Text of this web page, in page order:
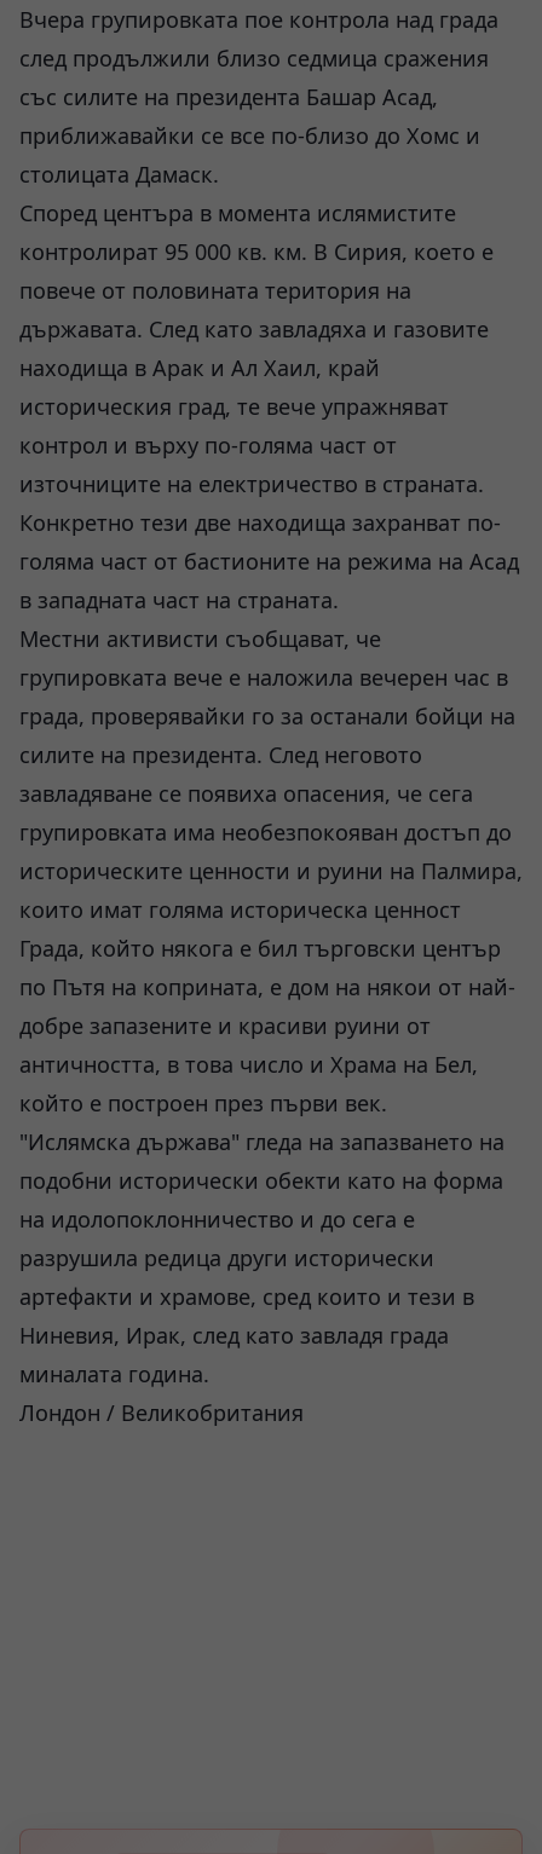
Вчера групировката пое контрола над града
след продължили близо седмица сражения
със силите на президента Башар Асад,
приближавайки се все по-близо до Хомс и
столицата Дамаск.
Според центъра в момента ислямистите
контролират 95 000 кв. км. В Сирия, което е
повече от половината територия на
държавата. След като завладяха и газовите
находища в Арак и Ал Хаил, край
историческия град, те вече упражняват
контрол и върху по-голяма част от
източниците на електричество в страната.
Конкретно тези две находища захранват по-
голяма част от бастионите на режима на Асад
в западната част на страната.
Местни активисти съобщават, че
групировката вече е наложила вечерен час в
града, проверявайки го за останали бойци на
силите на президента. След неговото
завладяване се появиха опасения, че сега
групировката има необезпокояван достъп до
историческите ценности и руини на Палмира,
които имат голяма историческа ценност
Града, който някога е бил търговски център
по Пътя на коприната, е дом на някои от най-
добре запазените и красиви руини от
античността, в това число и Храма на Бел,
който е построен през първи век.
"Ислямска държава" гледа на запазването на
подобни исторически обекти като на форма
на идолопоклонничество и до сега е
разрушила редица други исторически
артефакти и храмове, сред които и тези в
Ниневия, Ирак, след като завладя града
миналата година.
Лондон / Великобритания